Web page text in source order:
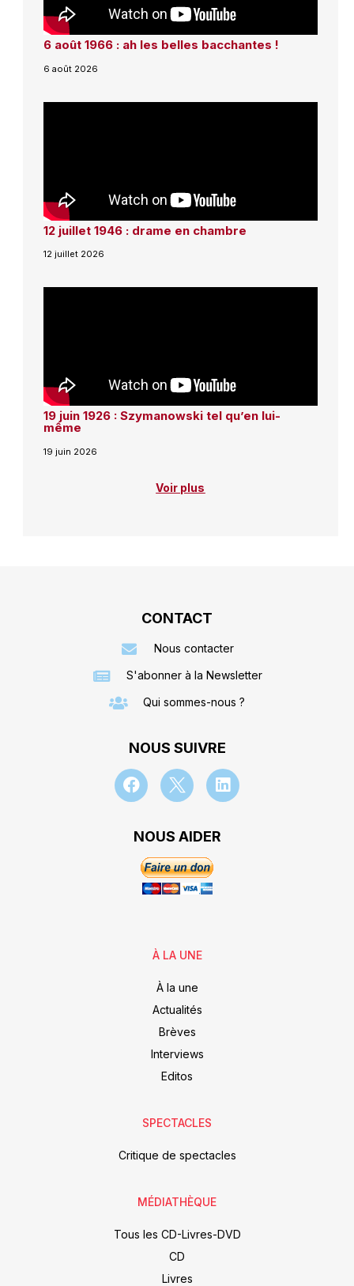
6 août 1966 : ah les belles bacchantes !
6 août 2026
12 juillet 1946 : drame en chambre
12 juillet 2026
19 juin 1926 : Szymanowski tel qu’en lui-
même
19 juin 2026
Voir plus
CONTACT
Nous contacter
S'abonner à la Newsletter
Qui sommes-nous ?
NOUS SUIVRE
NOUS AIDER
À LA UNE
À la une
Actualités
Brèves
Interviews
Editos
SPECTACLES
Critique de spectacles
MÉDIATHÈQUE
Tous les CD-Livres-DVD
CD
Livres